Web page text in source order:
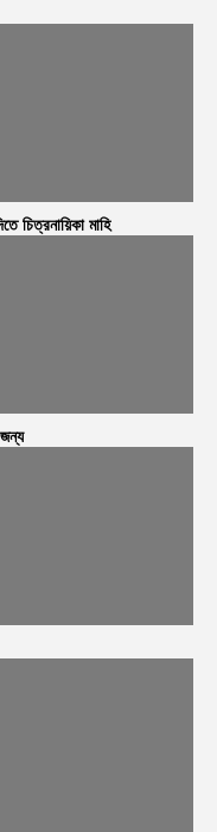
চিত্রনায়িকা মাহি